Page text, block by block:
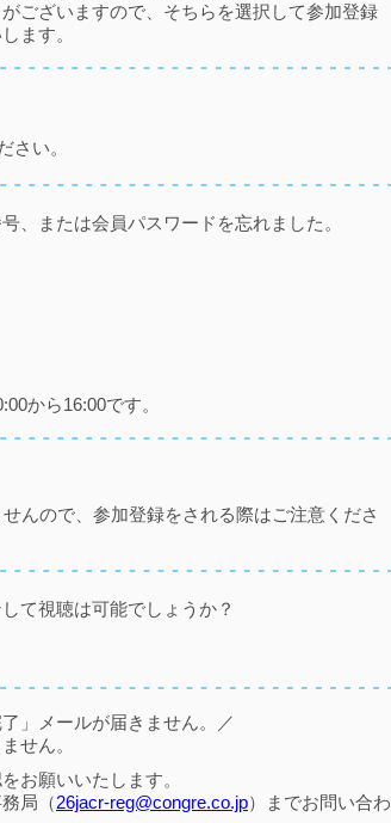
ございますので、そちらを選択して参加登録
ます。
さい。
、または会員パスワードを忘れました。
から16:00です。
んので、参加登録をされる際はご注意くださ
て視聴は可能でしょうか？
」メールが届きません。／
せん。
お願いいたします。
局（26jacr-reg@congre.co.jp）までお問い合わ